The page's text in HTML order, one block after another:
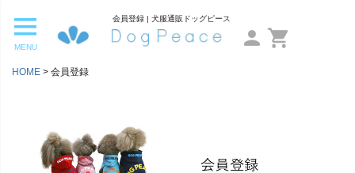
MENU
会員登録 | 犬服通販ドッグピース
HOME 会員登録